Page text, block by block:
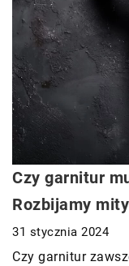
Czy garnitur
Rozbijamy
31 stycznia 2024
Czy garnitur